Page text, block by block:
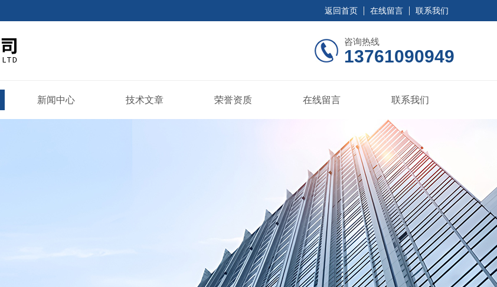
返回首页 在线留言 联系我们
咨询热线
13761090949
新闻中心 技术文章 荣誉资质 在线留言 联系我们